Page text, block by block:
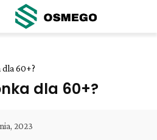
dla 60+?
dla 60+?
2023